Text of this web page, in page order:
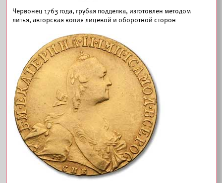
Червонец 1763 года, грубая подделка, изготовлен методом
литья, авторская копия лицевой и оборотной сторон